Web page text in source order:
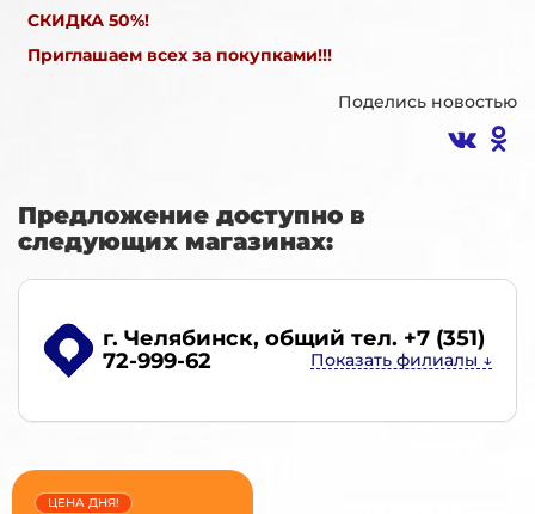
СКИДКА 50%!
Приглашаем всех за покупками!!!
Поделись новостью
Предложение доступно в
следующих магазинах:
г. Челябинск, общий тел. +7 (351)
72-999-62
ЦЕНА ДНЯ!